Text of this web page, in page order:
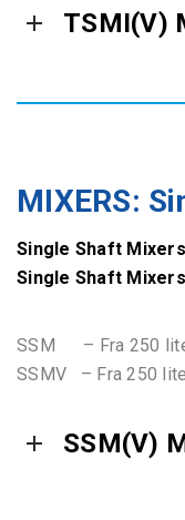
TSMI(V)
MIXERS:
Single Shaft
Single Shaft
SSM – Fra 250
SSMV – Fra 250
SSM(V)